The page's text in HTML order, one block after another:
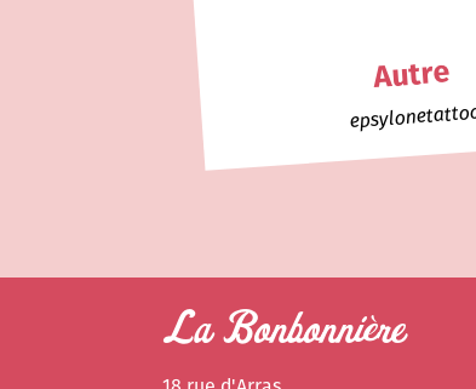
Autre
La Bonbonnière